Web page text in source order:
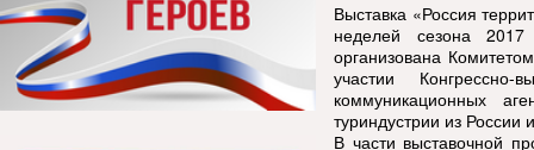
Выставка «Россия
неделей сезона
организована
участии Конгрессно-
коммуникационных
туриндустрии из России
В части выставочной